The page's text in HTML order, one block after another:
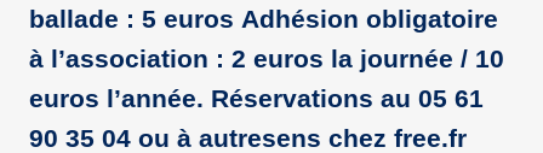
ballade : 5 euros Adhésion obligatoire
à l’association : 2 euros la journée / 10
euros l’année. Réservations au 05 61
90 35 04 ou à autresens chez free.fr